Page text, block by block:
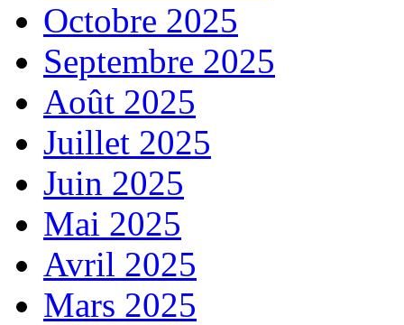
Octobre 2025
Septembre 2025
Août 2025
Juillet 2025
Juin 2025
Mai 2025
Avril 2025
Mars 2025